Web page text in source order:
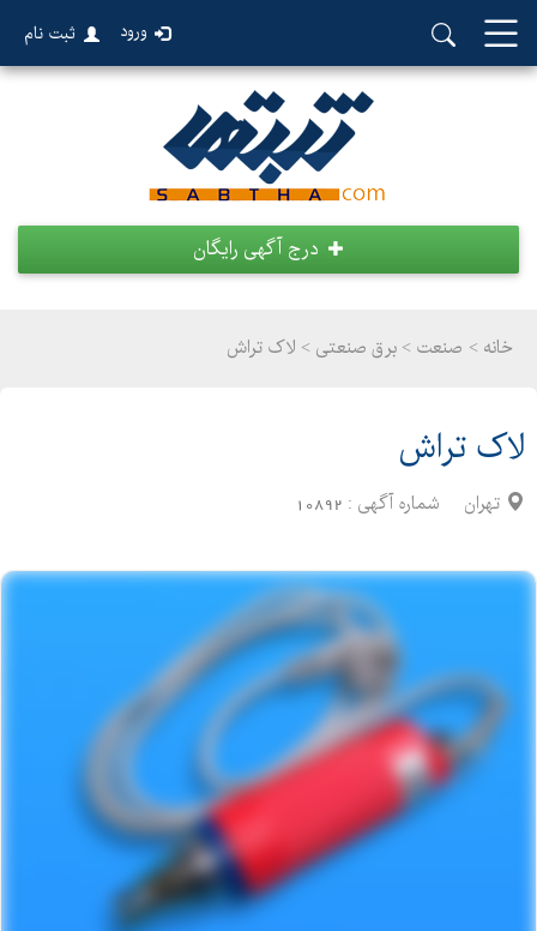
ورود ثبت نام
درج آگهی رایگان
خانه > صنعت > برق صنعتی > لاک تراش
لاک تراش
تهران شماره آگهی : 10892